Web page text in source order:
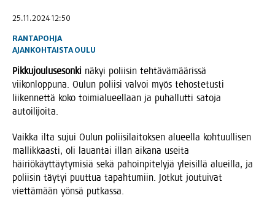
25.11.2024 12:50
RANTAPOHJA
AJANKOHTAISTA OULU
Pik­ku­jou­luse­son­ki näkyi polii­sin teh­tä­vä­mää­ris­sä
vii­kon­lop­pu­na. Oulun polii­si val­voi myös tehos­te­tus­ti
lii­ken­net­tä koko toi­mia­lu­eel­laan ja puhal­lut­ti sato­ja
autoilijoita.
Vaik­ka ilta sujui Oulun polii­si­lai­tok­sen alu­eel­la koh­tuul­li­sen
mal­lik­kaas­ti, oli lau­an­tai illan aika­na usei­ta
häi­riö­käyt­täy­ty­mi­siä sekä pahoin­pi­te­ly­jä ylei­sil­lä alueil­la, ja
polii­sin täy­tyi puut­tua tapah­tu­miin. Jot­kut jou­tui­vat
viet­tä­mään yön­sä putkassa.